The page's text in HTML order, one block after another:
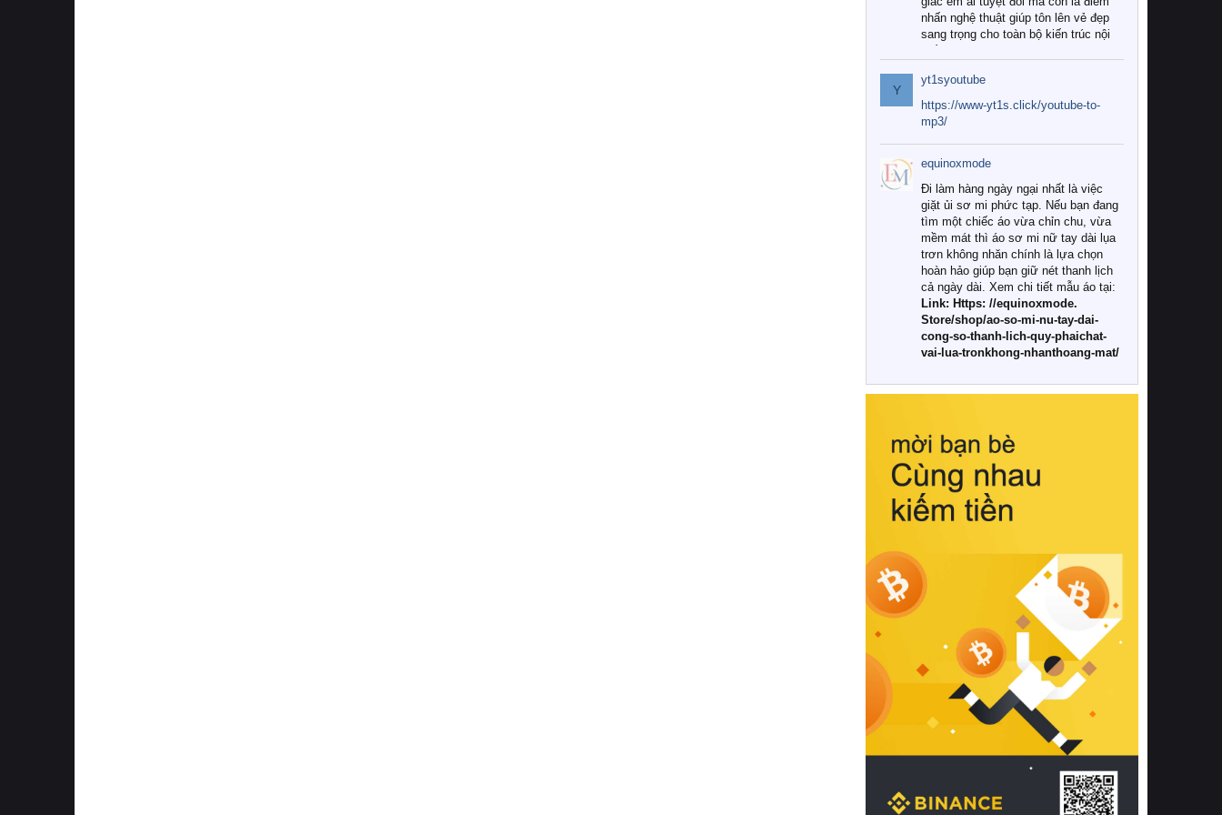
nhấn nghệ thuật giúp tôn lên vẻ đẹp
sang trọng cho toàn bộ kiến trúc nội
Tuy nhiên, giữa thị trường đa dạng
với vô vàn thương hiệu và mẫu mã
như hiện nay, làm thế nào để chọn
được những bộ chăn ga gối đệm cao
cấp thực sự chất lượng, phù hợp với
khí hậu và nhu cầu sử dụng của gia
đình? Hãy cùng chúng tôi đi tìm lời
giải đáp chi tiết qua bài viết dưới đây.
1. Tại sao các gia đình hiện đại lại ưa
chuộng chăn ga gối đệm cao cấp?
Khác với các dòng sản phẩm thông
thường, những bộ chăn ga gối đệm
cao cấp trải qua quy trình sản xuất
nghiêm ngặt từ khâu chọn lọc nguyên
liệu tự nhiên đến công nghệ dệt
nhuộm hiện đại không chứa hóa chất
này, bạn sẽ cảm nhận rõ rệt sự khác
hồi chuẩn xác của phần đệm nâng đỡ
cột sống.
Bên cạnh đó, việc lựa chọn các dòng
sản phẩm đạt chuẩn chất lượng quốc
tế còn giúp ngăn ngừa tình trạng kích
khuẩn và nấm mốc trong điều kiện
thời tiết nóng ẩm. Bạn có thể tìm hiểu
thêm các nghiên cứu khoa học về tác
động của giấc ngủ và môi trường
phòng ngủ đối với sức khỏe con
người tại Sleep Foundation (External
Link) để có cái nhìn toàn diện hơn.
2. Các tiêu chí vàng khi lựa chọn
chăn ga gối đệm cao cấp cho phòng
ngủ
Để sở hữu một bộ chăn ga gối đệm
cao cấp hoàn hảo cả về thẩm mỹ lẫn
công năng, người tiêu dùng cần cân
nhắc kỹ lưỡng các tiêu chí quan trọng
Y
yt1syoutube
https://www-yt1s.click/youtube-to-
mp3/
equinoxmode
Đi làm hàng ngày ngại nhất là việc
giặt ủi sơ mi phức tạp. Nếu bạn đang
tìm một chiếc áo vừa chỉn chu, vừa
mềm mát thì áo sơ mi nữ tay dài lụa
trơn không nhăn chính là lựa chọn
hoàn hảo giúp bạn giữ nét thanh lịch
cả ngày dài. Xem chi tiết mẫu áo tại:
Link: Https: //equinoxmode.
Store/shop/ao-so-mi-nu-tay-dai-
cong-so-thanh-lich-quy-phaichat-
vai-lua-tronkhong-nhanthoang-mat/